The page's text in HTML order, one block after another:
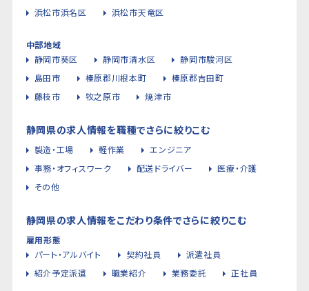
浜松市浜名区
浜松市天竜区
中部地域
静岡市葵区
静岡市清水区
静岡市駿河区
島田市
榛原郡川根本町
榛原郡吉田町
藤枝市
牧之原市 焼津市
静岡県の求人情報を職種でさらに絞りこむ
製造・工場 軽作業
エンジニア
事務・オフィスワーク
配送ドライバー
医療・介護
その他
静岡県の求人情報をこだわり条件でさらに絞りこむ
雇用形態
パート・アルバイト
契約社員
派遣社員
紹介予定派遣
職業紹介 業務委託 正社員